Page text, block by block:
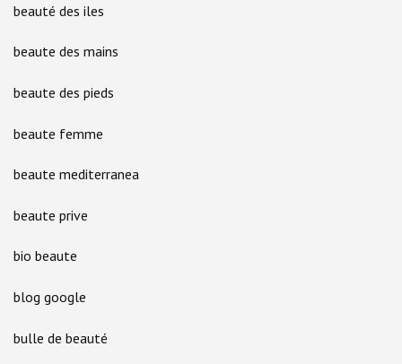
beauté des iles
beaute des mains
beaute des pieds
beaute femme
beaute mediterranea
beaute prive
bio beaute
blog google
bulle de beauté